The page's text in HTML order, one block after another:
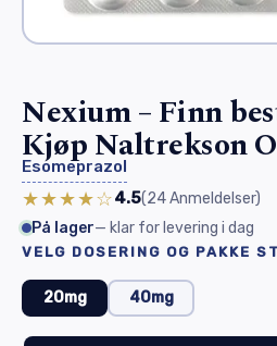
Nexium – Finn
Kjøp Naltrekson
Esomeprazol
★★★★☆4.5(24Anmeldelser)
På lager— klar for levering i dag
VELG DOSERING OG PAKKE
20mg 40mg